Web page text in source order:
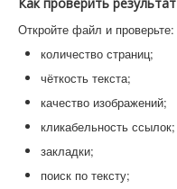
Откройте файл и проверьте:
количество страниц;
чёткость текста;
качество изображений;
кликабельность ссылок;
закладки;
поиск по тексту;